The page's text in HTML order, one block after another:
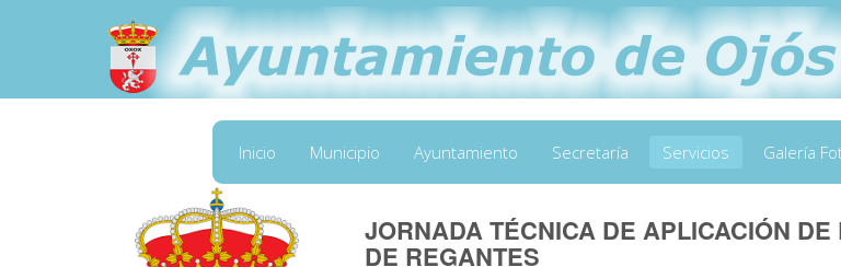
Inicio Municipio Ayuntamiento Secretaría Servicios Galería
JORNADA TÉCNICA DE APLICACIÓN
DE REGANTES